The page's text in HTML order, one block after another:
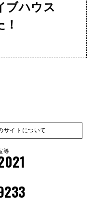
ブハウス
サイトについて
等